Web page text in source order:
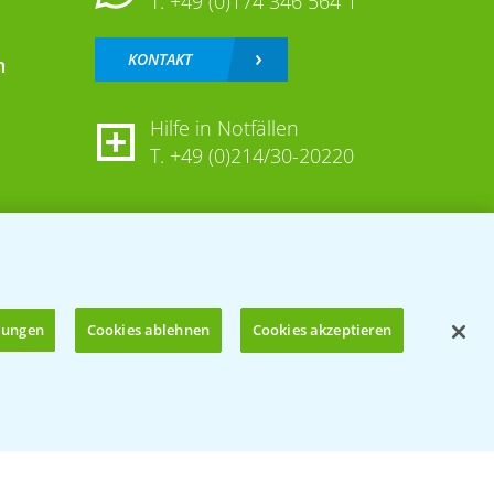
KONTAKT
Hilfe in Notfällen
T. +49 (0)214/30-20220
Cookies ablehnen Cookies akzeptieren